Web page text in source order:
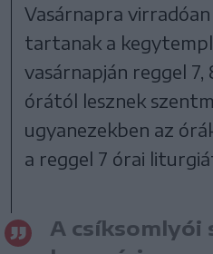
Vasárnapra
tartanak a
vasárnapján reggel 7,
órától lesznek
ugyanezekben az
a reggel 7 órai
A csíksomlyói